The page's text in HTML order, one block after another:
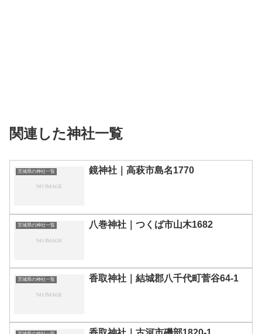
関連した神社一覧
茨城県の神社一覧 鏡神社｜高萩市島名1770
茨城県の神社一覧 八巻神社｜つくば市山木1682
茨城県の神社一覧 香取神社｜結城郡八千代町菅谷64-1